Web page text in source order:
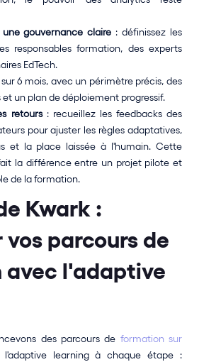
gouvernance claire : définissez les
responsables formation, des experts
EdTech.
sur 6 mois, avec un périmètre précis, des
un plan de déploiement progressif.
retours : recueillez les feedbacks des
pour ajuster les règles adaptatives,
et la place laissée à l'humain. Cette
la différence entre un projet pilote et
de la formation.
Kwark :
parcours de
l'adaptive
des parcours de formation sur
l'adaptive learning à chaque étape :